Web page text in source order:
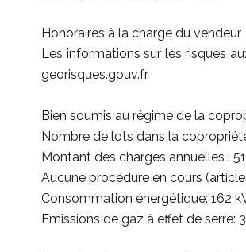
Honoraires à la charge du vendeur
Les informations sur les risques
georisques.gouv.fr
Bien soumis au régime de la
Nombre de lots dans la
Montant des charges annuelles :
Aucune procédure en cours
Consommation énergétique: 162
Emissions de gaz à effet de serre: